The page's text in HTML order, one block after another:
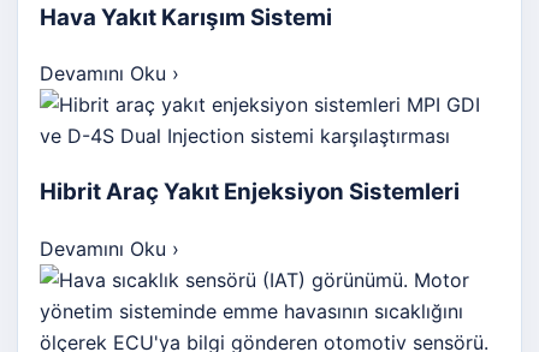
Hava Yakıt Karışım Sistemi
Devamını Oku ›
Hibrit Araç Yakıt Enjeksiyon Sistemleri
Devamını Oku ›